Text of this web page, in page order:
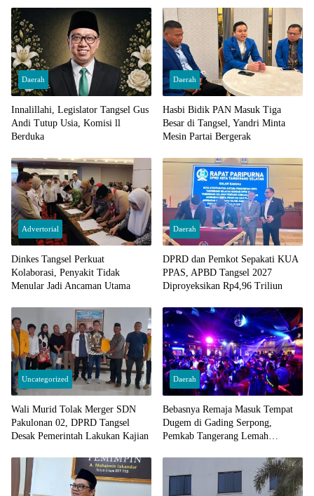
Daerah
Innalillahi, Legislator Tangsel Gus
Andi Tutup Usia, Komisi ll
Berduka
Daerah
Hasbi Bidik PAN Masuk Tiga
Besar di Tangsel, Yandri Minta
Mesin Partai Bergerak
Advertorial
Dinkes Tangsel Perkuat
Kolaborasi, Penyakit Tidak
Menular Jadi Ancaman Utama
Daerah
DPRD dan Pemkot Sepakati KUA
PPAS, APBD Tangsel 2027
Diproyeksikan Rp4,96 Triliun
Uncategorized
Wali Murid Tolak Merger SDN
Pakulonan 02, DPRD Tangsel
Desak Pemerintah Lakukan Kajian
Daerah
Bebasnya Remaja Masuk Tempat
Dugem di Gading Serpong,
Pemkab Tangerang Lemah